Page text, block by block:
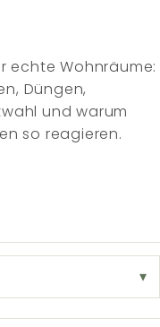
echte Wohnräume:
Düngen,
und warum
so reagieren.
▾